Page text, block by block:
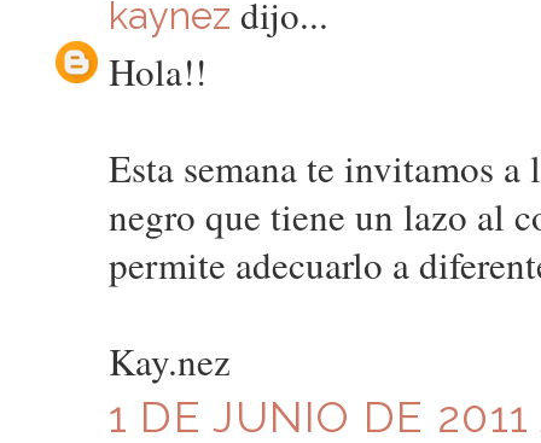
kaynez dijo...
Hola!!
Esta semana te invitamos
negro que tiene un lazo al
permite adecuarlo a
Kay.nez
1 DE JUNIO DE